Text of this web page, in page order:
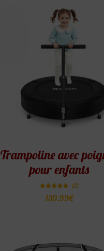
Trampoline avec
pour enfants
5.00
(2)
139.99€